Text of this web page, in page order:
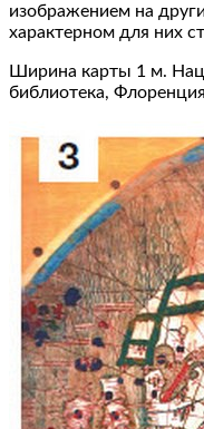
изображением на
характерном для них
Ширина карты 1 м.
библиотека,